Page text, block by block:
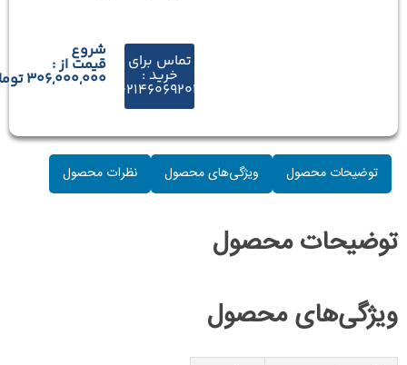
تماس برای
خرید :
02146069204
شروع
قیمت از :
306,000,000
توضیحات محصول ویژگی‌های محصول نظرات محصول
توضیحات محصول
ویژگی‌های محصول